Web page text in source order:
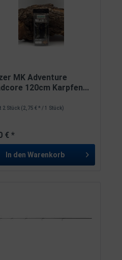
MK Adventure
120cm Karpfen...
2 Stück (2,75 € * / 1 Stück)
€ *
In den Warenkorb